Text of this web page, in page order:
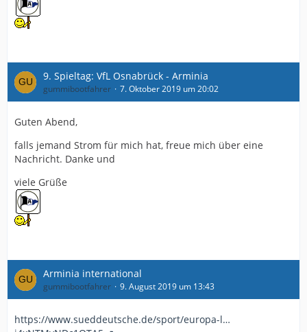
9. Spieltag: VfL Osnabrück - Arminia
gummibootfahrer 7. Oktober 2019 um 20:02
Guten Abend,
falls jemand Strom für mich hat, freue mich über eine
Nachricht. Danke und
viele Grüße
Arminia international
gummibootfahrer 9. August 2019 um 13:43
https://www.sueddeutsche.de/sport/europa-l…